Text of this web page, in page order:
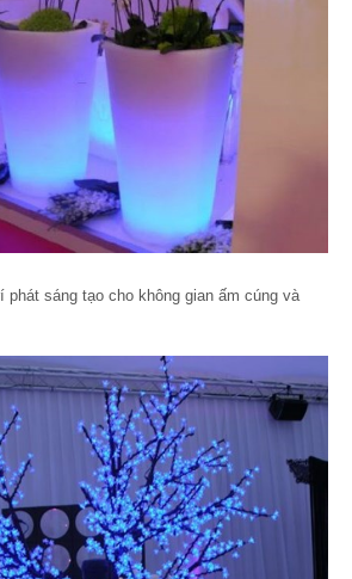
phát sáng tạo cho không gian ấm cúng và